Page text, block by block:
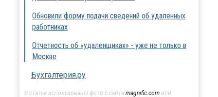
Обновили форму подачи сведений об удаленных
работниках
Отчетность об «удаленщиках» - уже не только в
Москве
Бухгалтерия.ру
В статье использованы фото с сайта magnific.com или